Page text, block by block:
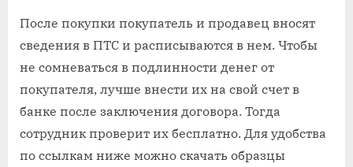
После покупки покупатель и продавец вносят
сведения в ПТС и расписываются в нем. Чтобы
не сомневаться в подлинности денег от
покупателя, лучше внести их на свой счет в
банке после заключения договора. Тогда
сотрудник проверит их бесплатно. Для удобства
по ссылкам ниже можно скачать образцы